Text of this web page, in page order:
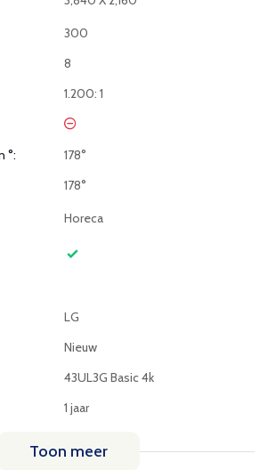
300
8
1.200: 1
°:
178°
178°
Horeca
LG
Nieuw
43UL3G Basic 4k
1 jaar
Toon meer